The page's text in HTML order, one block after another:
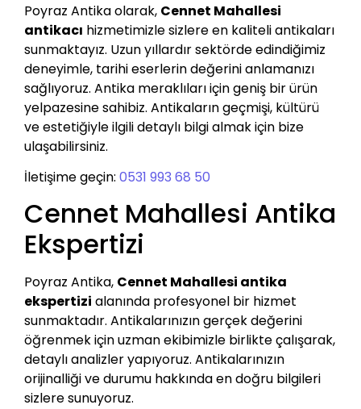
Poyraz Antika olarak, Cennet Mahallesi
antikacı hizmetimizle sizlere en kaliteli antikaları
sunmaktayız. Uzun yıllardır sektörde edindiğimiz
deneyimle, tarihi eserlerin değerini anlamanızı
sağlıyoruz. Antika meraklıları için geniş bir ürün
yelpazesine sahibiz. Antikaların geçmişi, kültürü
ve estetiğiyle ilgili detaylı bilgi almak için bize
ulaşabilirsiniz.
İletişime geçin: 0531 993 68 50
Cennet Mahallesi Antika
Ekspertizi
Poyraz Antika, Cennet Mahallesi antika
ekspertizi alanında profesyonel bir hizmet
sunmaktadır. Antikalarınızın gerçek değerini
öğrenmek için uzman ekibimizle birlikte çalışarak,
detaylı analizler yapıyoruz. Antikalarınızın
orijinalliği ve durumu hakkında en doğru bilgileri
sizlere sunuyoruz.